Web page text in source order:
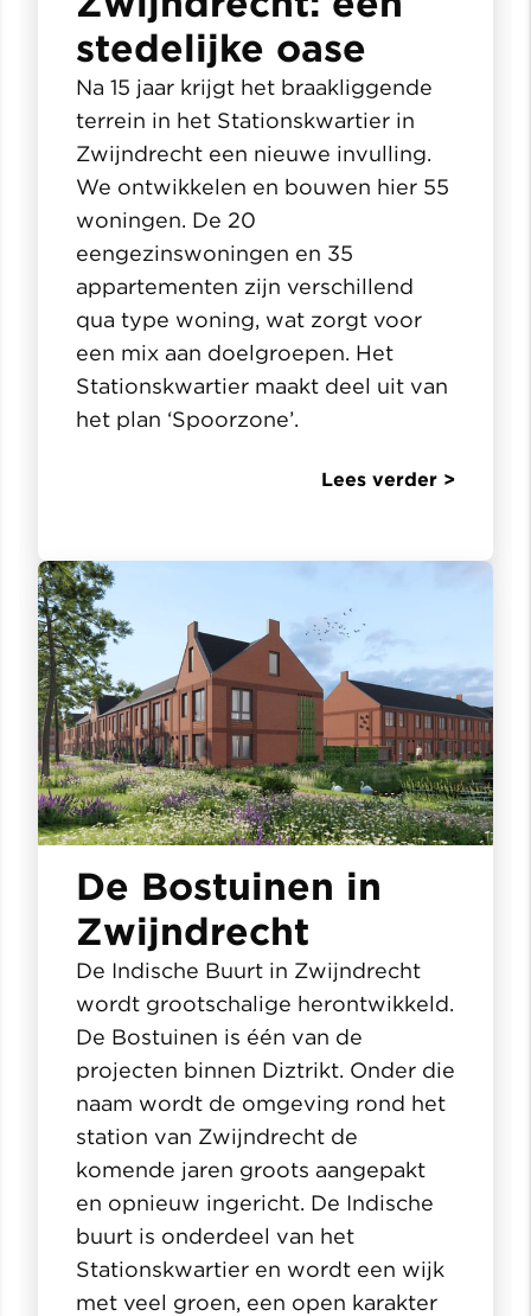
stedelijke oase
Na 15 jaar krijgt het braakliggende
terrein in het Stationskwartier in
Zwijndrecht een nieuwe invulling.
We ontwikkelen en bouwen hier 55
woningen. De 20
eengezinswoningen en 35
appartementen zijn verschillend
qua type woning, wat zorgt voor
een mix aan doelgroepen. Het
Stationskwartier maakt deel uit van
het plan ‘Spoorzone’.
Lees verder >
De Bostuinen in
Zwijndrecht
De Indische Buurt in Zwijndrecht
wordt grootschalige herontwikkeld.
De Bostuinen is één van de
projecten binnen Diztrikt. Onder die
naam wordt de omgeving rond het
station van Zwijndrecht de
komende jaren groots aangepakt
en opnieuw ingericht. De Indische
buurt is onderdeel van het
Stationskwartier en wordt een wijk
met veel groen, een open karakter